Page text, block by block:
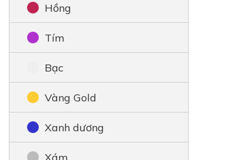
Hồng
Tím
Bạc
Vàng Gold
Xanh dương
Xám